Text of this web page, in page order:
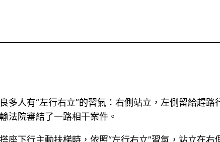
多人有“左行右立”的習氣：右側站立，左側留給趕路
法院審結了一路相干案件。
座下行主動扶梯時，依照“左行右立”習氣，站立在